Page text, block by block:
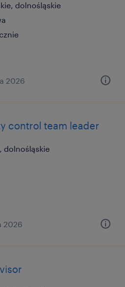
dolnośląskie
2026
control team leader
dolnośląskie
2026